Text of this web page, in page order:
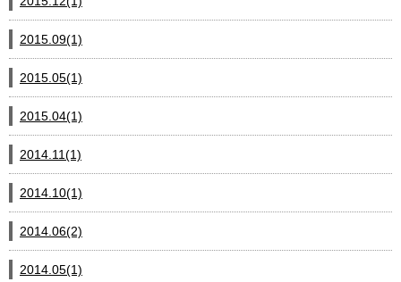
2015.09(1)
2015.05(1)
2015.04(1)
2014.11(1)
2014.10(1)
2014.06(2)
2014.05(1)